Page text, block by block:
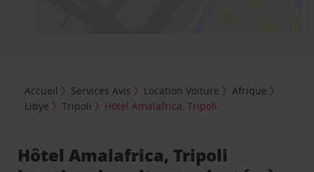
Accueil Services Avis Location Voiture
Afrique
Libye
Tripoli Hôtel Amalafrica, Tripoli
Hôtel Amalafrica, Tripoli